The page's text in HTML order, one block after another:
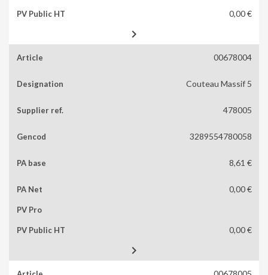
0,00 €

00678004
Couteau Massif 5
478005
3289554780058
8,61 €
0,00 €
0,00 €
